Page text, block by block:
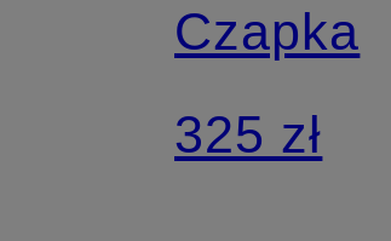
Czapka
325 zł